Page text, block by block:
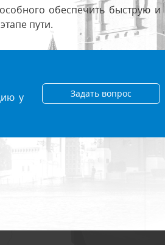
обеспечить быструю и
пути.
у
Задать вопрос